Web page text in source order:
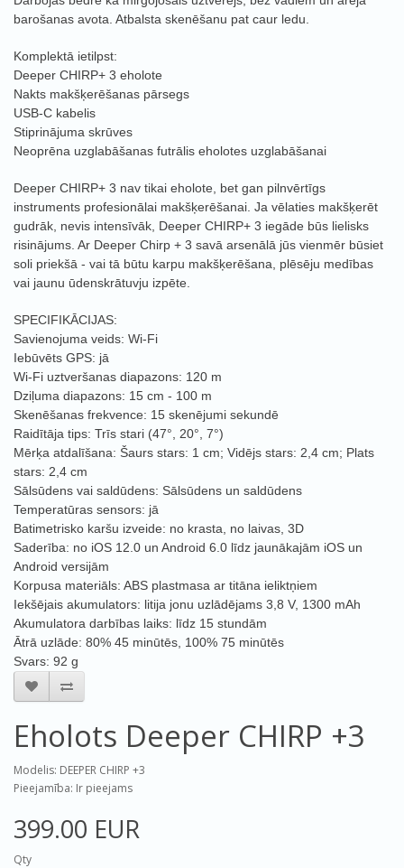
barošanas avota. Atbalsta skenēšanu pat caur ledu.
Komplektā ietilpst:
Deeper CHIRP+ 3 eholote
Nakts makšķerēšanas pārsegs
USB-C kabelis
Stiprinājuma skrūves
Neoprēna uzglabāšanas futrālis eholotes uzglabāšanai
Deeper CHIRP+ 3 nav tikai eholote, bet gan pilnvērtīgs
instruments profesionālai makšķerēšanai. Ja vēlaties makšķerēt
gudrāk, nevis intensīvāk, Deeper CHIRP+ 3 iegāde būs lielisks
risinājums. Ar Deeper Chirp + 3 savā arsenālā jūs vienmēr būsiet
soli priekšā - vai tā būtu karpu makšķerēšana, plēsēju medības
vai jaunu ūdenskrātuvju izpēte.
SPECIFIKĀCIJAS:
Savienojuma veids: Wi-Fi
Iebūvēts GPS: jā
Wi-Fi uztveršanas diapazons: 120 m
Dziļuma diapazons: 15 cm - 100 m
Skenēšanas frekvence: 15 skenējumi sekundē
Raidītāja tips: Trīs stari (47°, 20°, 7°)
Mērķa atdalīšana: Šaurs stars: 1 cm; Vidējs stars: 2,4 cm; Plats
stars: 2,4 cm
Sālsūdens vai saldūdens: Sālsūdens un saldūdens
Temperatūras sensors: jā
Batimetrisko karšu izveide: no krasta, no laivas, 3D
Saderība: no iOS 12.0 un Android 6.0 līdz jaunākajām iOS un
Android versijām
Korpusa materiāls: ABS plastmasa ar titāna ieliktņiem
Iekšējais akumulators: litija jonu uzlādējams 3,8 V, 1300 mAh
Akumulatora darbības laiks: līdz 15 stundām
Ātrā uzlāde: 80% 45 minūtēs, 100% 75 minūtēs
Svars: 92 g
Eholots Deeper CHIRP +3
Modelis: DEEPER CHIRP +3
Pieejamība: Ir pieejams
399.00 EUR
Qty